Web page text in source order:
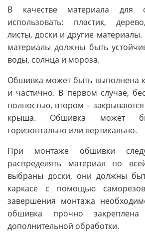
В качестве материала для
использовать: пластик,
листы, доски и другие материалы.
материалы должны быть
воды, солнца и мороза.
Обшивка может быть выполнена
и частично. В первом случае,
полностью, втором –
крыша. Обшивка может
горизонтально или вертикально.
При монтаже обшивки
распределять материал по
выбраны доски, они должны
каркасе с помощью
завершения монтажа
обшивка прочно
дополнительной обработки.